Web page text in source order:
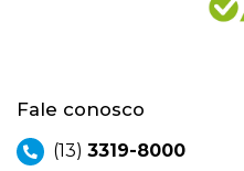
Fale conosco
(13) 3319-8000